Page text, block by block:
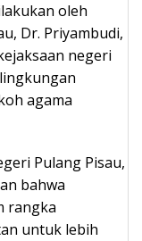
oleh
Dr. Priyambudi,
negeri
agama
Pulang Pisau,
bahwa
rangka
untuk lebih